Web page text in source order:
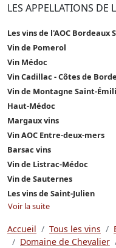
LES APPELLATIONS DE
Les vins de l'AOC Bordeaux
Vin de Pomerol
Vin Médoc
Vin Cadillac - Côtes de
Vin de Montagne Saint-
Haut-Médoc
Margaux vins
Vin AOC Entre-deux-mers
Barsac vins
Vin de Listrac-Médoc
Vin de Sauternes
Les vins de Saint-Julien
Voir la suite
Accueil Tous les vins
Domaine de Chevalier